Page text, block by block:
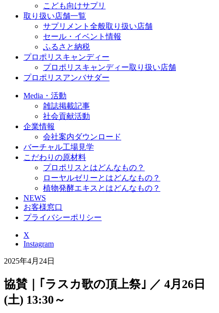
こども向けサプリ
取り扱い店舗一覧
サプリメント全般取り扱い店舗
セール・イベント情報
ふるさと納税
プロポリスキャンディー
プロポリスキャンディー取り扱い店舗
プロポリスアンバサダー
Media・活動
雑誌掲載記事
社会貢献活動
企業情報
会社案内ダウンロード
バーチャル工場見学
こだわりの原材料
プロポリスとはどんなもの？
ローヤルゼリーとはどんなもの？
植物発酵エキスとはどんなもの？
NEWS
お客様窓口
プライバシーポリシー
X
Instagram
2025年4月24日
協賛｜｢ラスカ歌の頂上祭｣ ／ 4月26日
(土) 13:30～